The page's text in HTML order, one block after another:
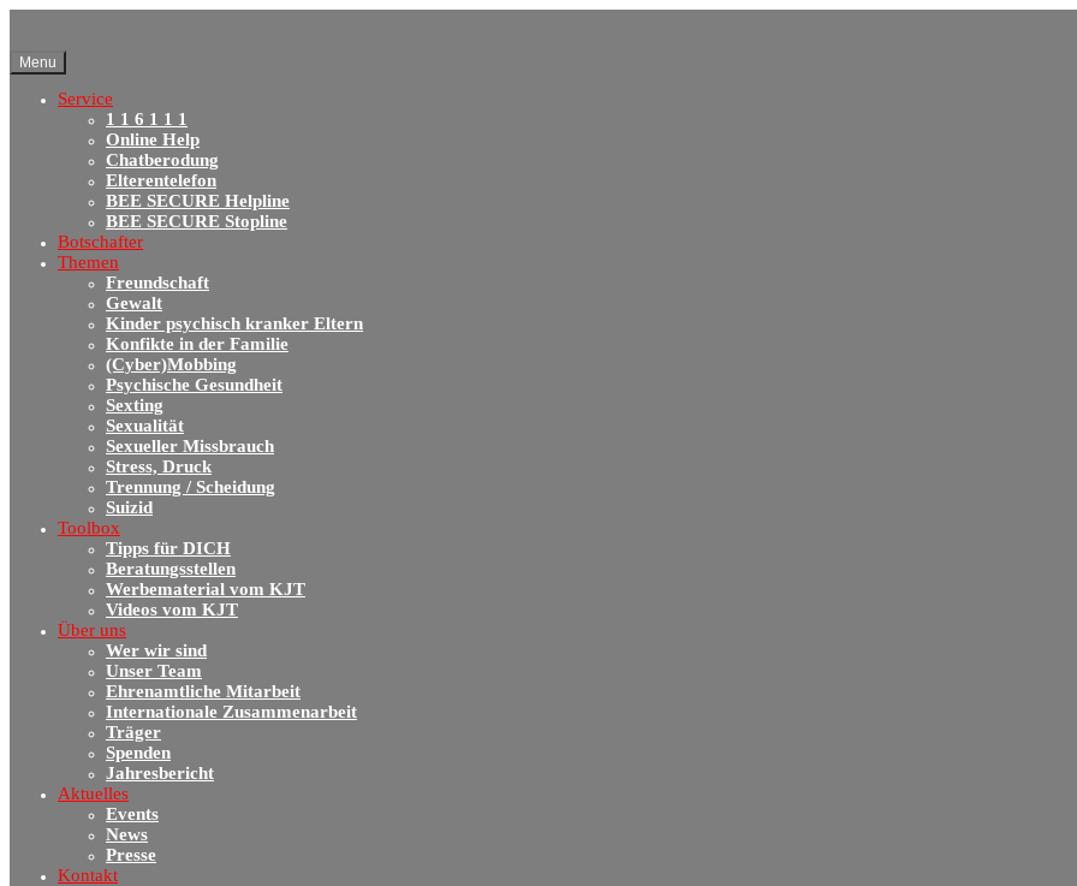
Menu
Service
1 1 6 1 1 1
Online Help
Chatberodung
Elterentelefon
BEE SECURE Helpline
BEE SECURE Stopline
Botschafter
Themen
Freundschaft
Gewalt
Kinder psychisch kranker Eltern
Konfikte in der Familie
(Cyber)Mobbing
Psychische Gesundheit
Sexting
Sexualität
Sexueller Missbrauch
Stress, Druck
Trennung / Scheidung
Suizid
Toolbox
Tipps für DICH
Beratungsstellen
Werbematerial vom KJT
Videos vom KJT
Über uns
Wer wir sind
Unser Team
Ehrenamtliche Mitarbeit
Internationale Zusammenarbeit
Träger
Spenden
Jahresbericht
Aktuelles
Events
News
Presse
Kontakt